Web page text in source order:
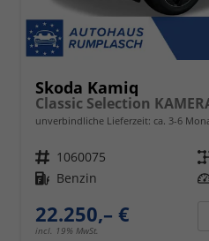
Skoda Kamiq
unverbindliche Lieferzeit: ca. 3-6
Fahrzeugnr. 1060075
Kraftstoff Benzin
22.250,– €
incl. 19% MwSt.